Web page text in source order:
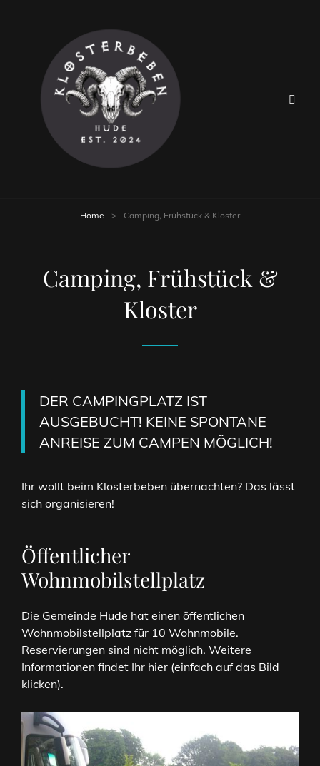
Home > Camping, Frühstück & Kloster
Camping, Frühstück &
Kloster
DER CAMPINGPLATZ IST
AUSGEBUCHT! KEINE SPONTANE
ANREISE ZUM CAMPEN MÖGLICH!
Ihr wollt beim Klosterbeben übernachten? Das lässt
sich organisieren!
Öffentlicher
Wohnmobilstellplatz
Die Gemeinde Hude hat einen öffentlichen
Wohnmobilstellplatz für 10 Wohnmobile.
Reservierungen sind nicht möglich. Weitere
Informationen findet Ihr hier (einfach auf das Bild
klicken).